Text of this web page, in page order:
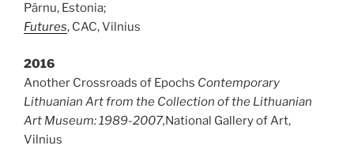
Pärnu, Estonia;
Futures, CAC, Vilnius
2016
Another Crossroads of Epochs Contemporary
Lithuanian Art from the Collection of the Lithuanian
Art Museum: 1989-2007,National Gallery of Art,
Vilnius